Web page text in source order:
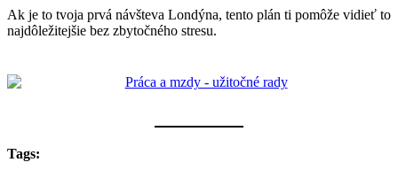
Ak je to tvoja prvá návšteva Londýna, tento plán ti pomôže vidieť to
najdôležitejšie bez zbytočného stresu.
Tags: